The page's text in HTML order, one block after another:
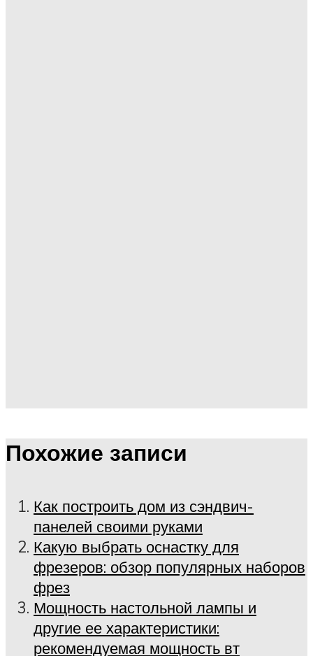
Похожие записи
Как построить дом из сэндвич-
панелей своими руками
Какую выбрать оснастку для
фрезеров: обзор популярных наборов
фрез
Мощность настольной лампы и
другие ее характеристики:
рекомендуемая мощность вт